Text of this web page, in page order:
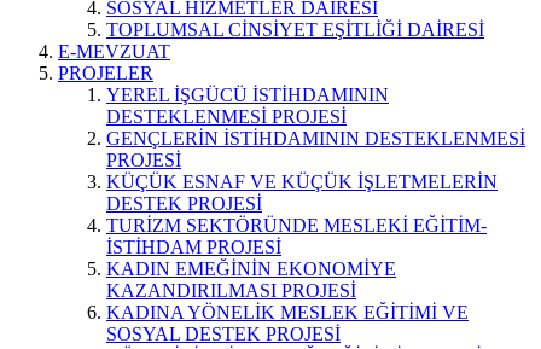
SOSYAL HİZMETLER DAİRESİ
TOPLUMSAL CİNSİYET EŞİTLİĞİ DAİRESİ
E-MEVZUAT
PROJELER
YEREL İŞGÜCÜ İSTİHDAMININ
DESTEKLENMESİ PROJESİ
GENÇLERİN İSTİHDAMININ DESTEKLENMESİ
PROJESİ
KÜÇÜK ESNAF VE KÜÇÜK İŞLETMELERİN
DESTEK PROJESİ
TURİZM SEKTÖRÜNDE MESLEKİ EĞİTİM-
İSTİHDAM PROJESİ
KADIN EMEĞİNİN EKONOMİYE
KAZANDIRILMASI PROJESİ
KADINA YÖNELİK MESLEK EĞİTİMİ VE
SOSYAL DESTEK PROJESİ